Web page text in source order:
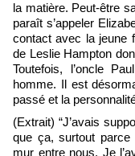
la matière. Peut-être
paraît s’appeler
contact avec la jeune
de Leslie Hampton
Toutefois, l’oncle
homme. Il est
passé et la
(Extrait) “J’avais
que ça, surtout parce
mur entre nous. Je